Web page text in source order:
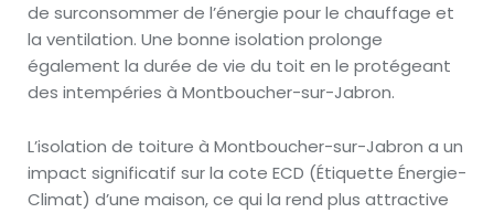
de surconsommer de l’énergie pour le chauffage et
la ventilation. Une bonne isolation prolonge
également la durée de vie du toit en le protégeant
des intempéries à Montboucher-sur-Jabron.
L’isolation de toiture à Montboucher-sur-Jabron a un
impact significatif sur la cote ECD (Étiquette Énergie-
Climat) d’une maison, ce qui la rend plus attractive